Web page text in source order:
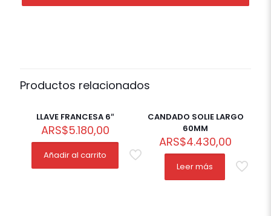
Productos relacionados
LLAVE FRANCESA 6″
ARS$5.180,00
Añadir al carrito
CANDADO SOLIE LARGO
60MM
ARS$4.430,00
Leer más